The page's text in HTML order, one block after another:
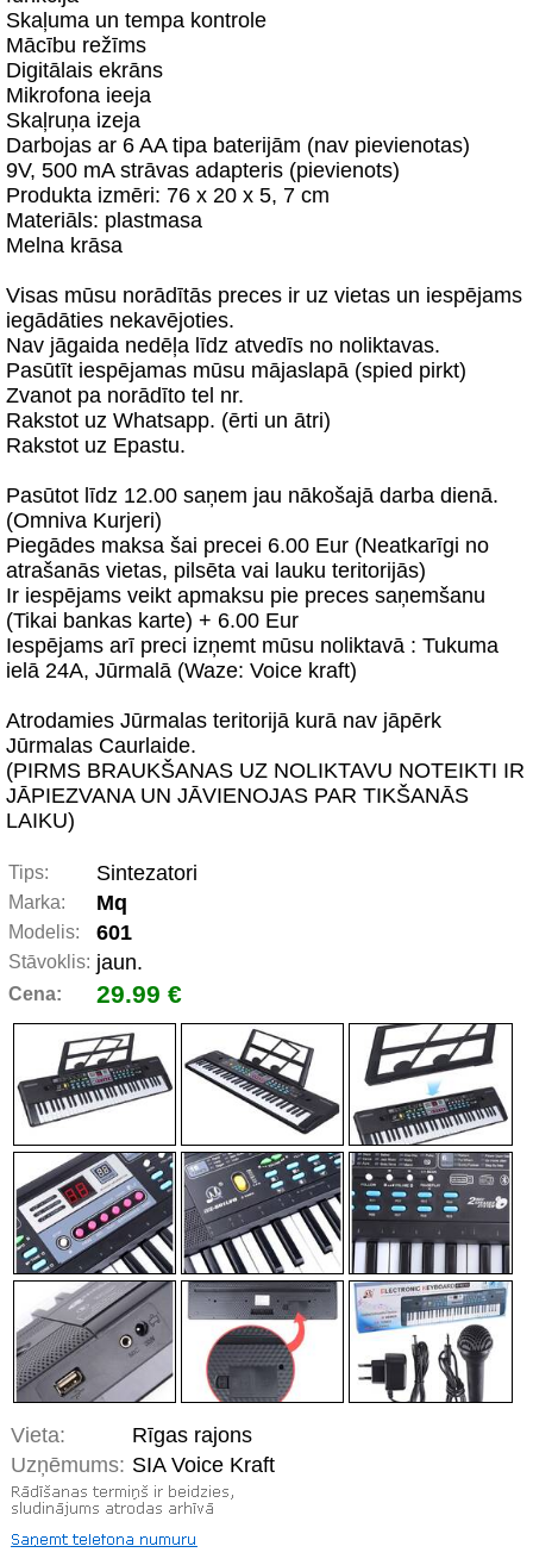
Skaļuma un tempa kontrole
Mācību režīms
Digitālais ekrāns
Mikrofona ieeja
Skaļruņa izeja
Darbojas ar 6 AA tipa baterijām (nav pievienotas)
9V, 500 mA strāvas adapteris (pievienots)
Produkta izmēri: 76 x 20 x 5, 7 cm
Materiāls: plastmasa
Melna krāsa
Visas mūsu norādītās preces ir uz vietas un iespējams
iegādāties nekavējoties.
Nav jāgaida nedēļa līdz atvedīs no noliktavas.
Pasūtīt iespējamas mūsu mājaslapā (spied pirkt)
Zvanot pa norādīto tel nr.
Rakstot uz Whatsapp. (ērti un ātri)
Rakstot uz Epastu.
Pasūtot līdz 12.00 saņem jau nākošajā darba dienā.
(Omniva Kurjeri)
Piegādes maksa šai precei 6.00 Eur (Neatkarīgi no
atrašanās vietas, pilsēta vai lauku teritorijās)
Ir iespējams veikt apmaksu pie preces saņemšanu
(Tikai bankas karte) + 6.00 Eur
Iespējams arī preci izņemt mūsu noliktavā : Tukuma
ielā 24A, Jūrmalā (Waze: Voice kraft)
Atrodamies Jūrmalas teritorijā kurā nav jāpērk
Jūrmalas Caurlaide.
(PIRMS BRAUKŠANAS UZ NOLIKTAVU NOTEIKTI IR
JĀPIEZVANA UN JĀVIENOJAS PAR TIKŠANĀS
LAIKU)
Tips: Sintezatori
Marka: Mq
Modelis: 601
Stāvoklis: jaun.
Cena: 29.99 €
Vieta:
Rīgas rajons
Uzņēmums: SIA Voice Kraft